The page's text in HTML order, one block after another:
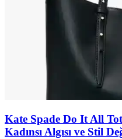
Kate Spade Do It All
Kadınsı Algısı ve Stil